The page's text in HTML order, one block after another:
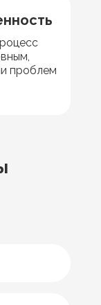
проблем